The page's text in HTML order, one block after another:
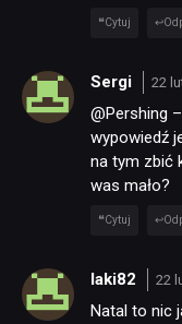
Cytuj
Sergi 22
@Pershing
wypowiedź
na tym zbić
was mało?
Cytuj
laki82 22
Natal to nic